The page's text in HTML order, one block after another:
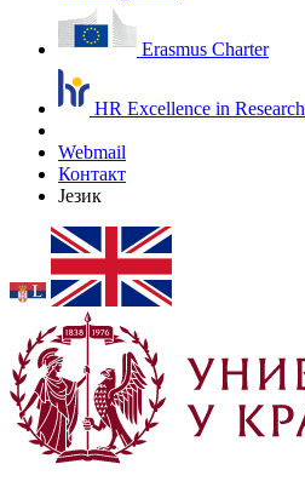
Erasmus Charter
HR Excellence in Research
Webmail
Контакт
Језик